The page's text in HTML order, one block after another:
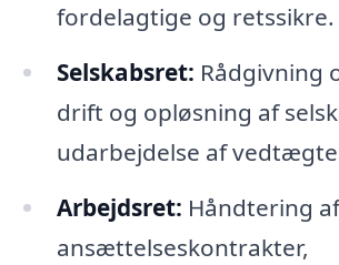
fordelagtige og retssikre.
Selskabsret: Rådgivning
drift og opløsning af
udarbejdelse af
Arbejdsret: Håndtering af
ansættelseskontrakter,